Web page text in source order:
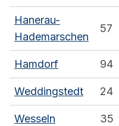
Hanerau-
Hademarschen
57
Hamdorf 94
Weddingstedt 24
Wesseln 35